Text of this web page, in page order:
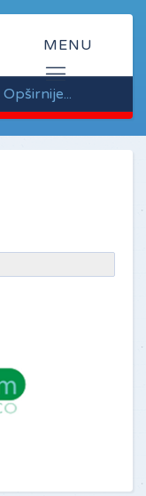
Opširnije...